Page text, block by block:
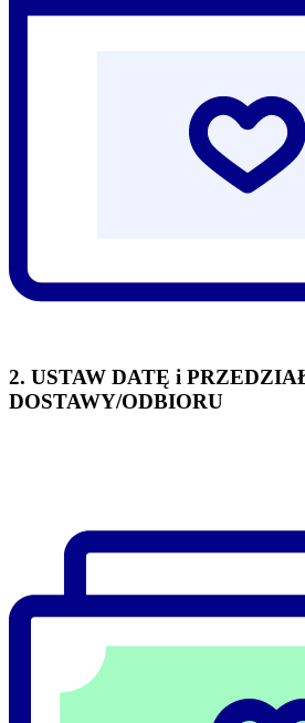
2. USTAW DATĘ i
DOSTAWY/ODBIORU